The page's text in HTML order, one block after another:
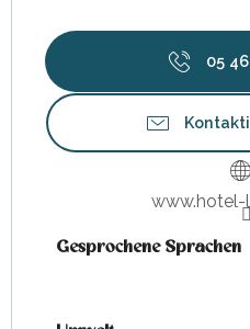
05
www.hotel-
Gesprochene Sprachen
Gesprochene Sprachen